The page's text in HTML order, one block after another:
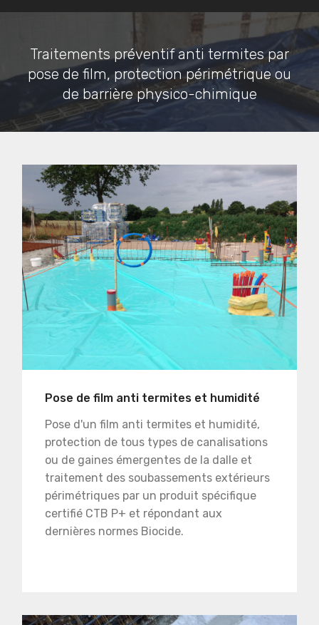
Traitements préventif anti termites par
pose de film, protection périmétrique ou
de barrière physico-chimique
Pose de film anti termites et humidité
Pose d'un film anti termites et humidité,
protection de tous types de canalisations
ou de gaines émergentes de la dalle et
traitement des soubassements extérieurs
périmétriques par un produit spécifique
certifié CTB P+ et répondant aux
dernières normes Biocide.